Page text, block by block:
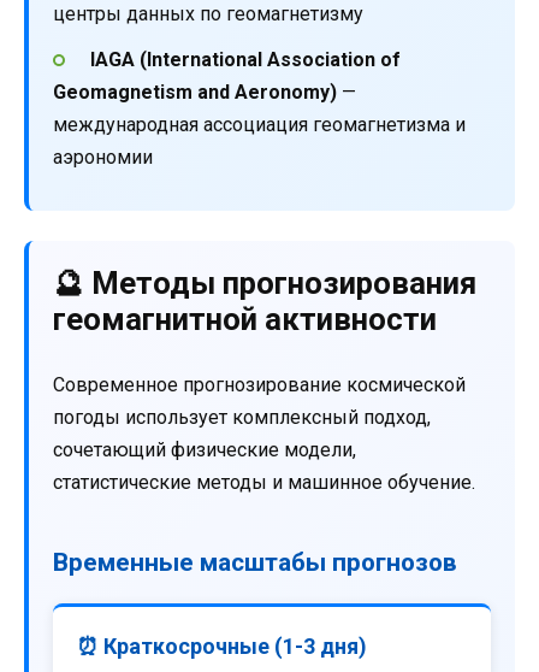
центры данных по геомагнетизму
IAGA (International Association of
Geomagnetism and Aeronomy) —
международная ассоциация геомагнетизма и
аэрономии
🔮 Методы прогнозирования
геомагнитной активности
Современное прогнозирование космической
погоды использует комплексный подход,
сочетающий физические модели,
статистические методы и машинное обучение.
Временные масштабы прогнозов
⏰ Краткосрочные (1-3 дня)